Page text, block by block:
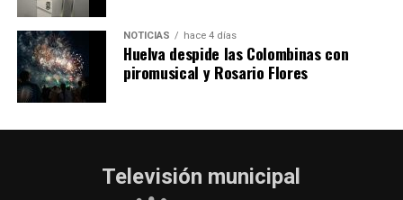
NOTICIAS hace 4 días
Huelva despide las Colombinas con
piromusical y Rosario Flores
Televisión municipal